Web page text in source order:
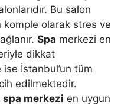
Bu salon
olarak stres ve
Spa merkezi en
dikkat
İstanbul’un tüm
edilmektedir.
spa merkezi en uygun